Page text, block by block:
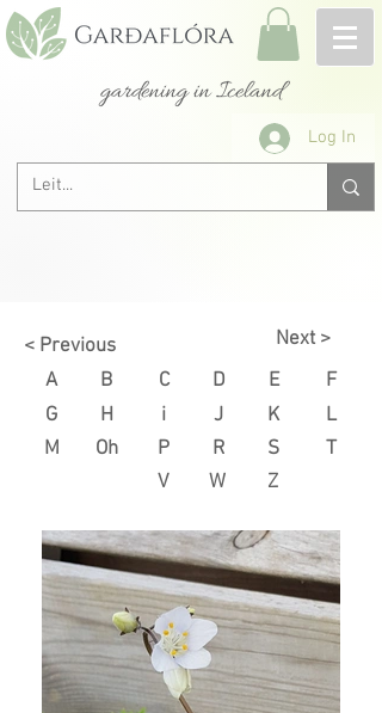
gardening in Iceland
Log In
< Previous
Next >
A
G
M
B
H
Oh
C D
E
i
J
K
P
R
S
V
W Z
F
L
T